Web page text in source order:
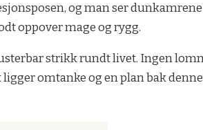
og man ser
oppover mage og rygg.
strikk rundt livet. Ingen
omtanke og en plan bak